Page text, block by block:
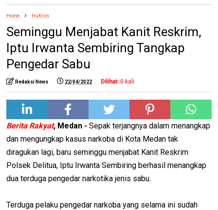
Home HuKrim
Seminggu Menjabat Kanit Reskrim,
Iptu Irwanta Sembiring Tangkap
Pengedar Sabu
Redaksi News 22/04/2022 Dilihat: 0 kali
Berita Rakyat, Medan - Sepak terjangnya dalam menangkap
dan mengungkap kasus narkoba di Kota Medan tak
diragukan lagi, baru seminggu menjabat Kanit Reskrim
Polsek Delitua, Iptu Irwanta Sembiring berhasil menangkap
dua terduga pengedar narkotika jenis sabu.
Terduga pelaku pengedar narkoba yang selama ini sudah